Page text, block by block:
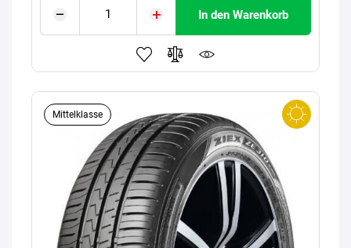
In den Warenkorb
Mittelklasse